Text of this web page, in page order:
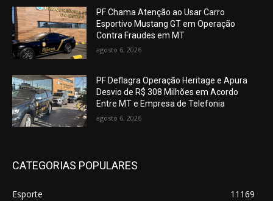
PF Chama Atenção ao Usar Carro
Esportivo Mustang GT em Operação
Contra Fraudes em MT
agosto 6, 2026
PF Deflagra Operação Heritage e Apura
Desvio de R$ 308 Milhões em Acordo
Entre MT e Empresa de Telefonia
agosto 6, 2026
CATEGORIAS POPULARES
Esporte
11169